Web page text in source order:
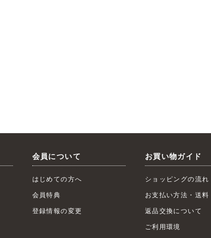
会員について
はじめての方へ
会員特典
登録情報の変更
お買い物ガイド
ショッピングの流れ
お支払い方法・送料
返品交換について
ご利用環境